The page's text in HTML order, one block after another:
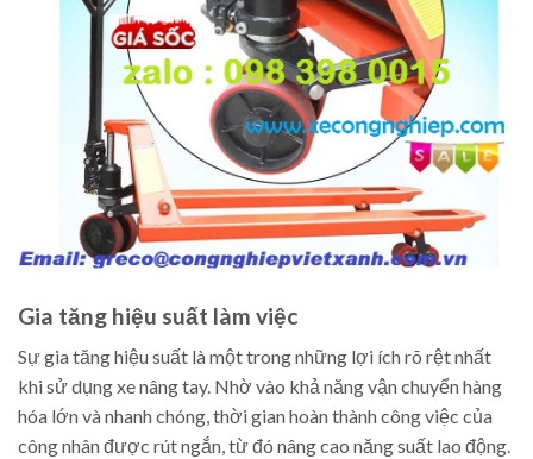
Gia tăng hiệu suất làm việc
Sự gia tăng hiệu suất là một trong những lợi ích rõ rệt nhất
khi sử dụng xe nâng tay. Nhờ vào khả năng vận chuyển hàng
hóa lớn và nhanh chóng, thời gian hoàn thành công việc của
công nhân được rút ngắn, từ đó nâng cao năng suất lao động.